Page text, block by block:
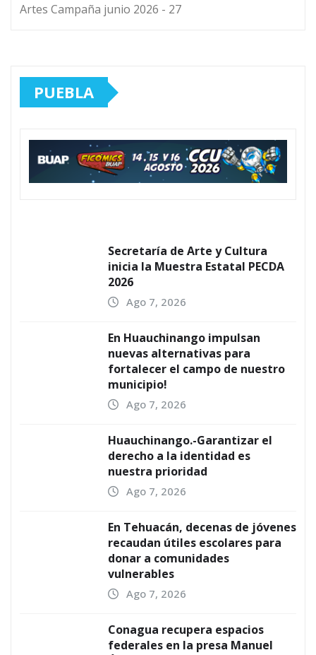
Artes Campaña junio 2026 - 27
PUEBLA
Secretaría de Arte y Cultura
inicia la Muestra Estatal PECDA
2026
Ago 7, 2026
En Huauchinango impulsan
nuevas alternativas para
fortalecer el campo de nuestro
municipio!
Ago 7, 2026
Huauchinango.-Garantizar el
derecho a la identidad es
nuestra prioridad
Ago 7, 2026
En Tehuacán, decenas de jóvenes
recaudan útiles escolares para
donar a comunidades
vulnerables
Ago 7, 2026
Conagua recupera espacios
federales en la presa Manuel